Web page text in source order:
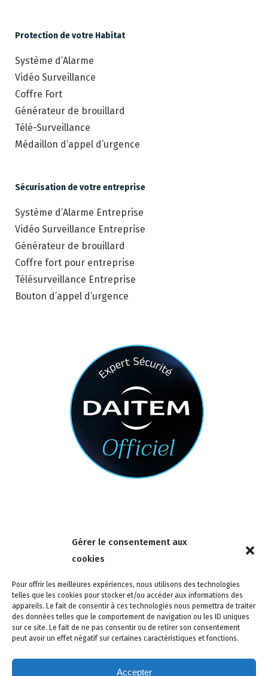
Gérer le consentement aux
cookies
Pour offrir les meilleures expériences, nous utilisons des technologies
telles que les cookies pour stocker et/ou accéder aux informations des
appareils. Le fait de consentir à ces technologies nous permettra de traiter
des données telles que le comportement de navigation ou les ID uniques
sur ce site. Le fait de ne pas consentir ou de retirer son consentement
peut avoir un effet négatif sur certaines caractéristiques et fonctions.
Accepter
Protection de votre Habitat
Système d’Alarme
Vidéo Surveillance
Coffre Fort
Générateur de brouillard
Télé-Surveillance
Médaillon d’appel d’urgence
Sécurisation de votre entreprise
Système d’Alarme Entreprise
Vidéo Surveillance Entreprise
Générateur de brouillard
Coffre fort pour entreprise
Télésurveillance Entreprise
Bouton d’appel d’urgence
4 rue de la Tour 85150 Les Achards